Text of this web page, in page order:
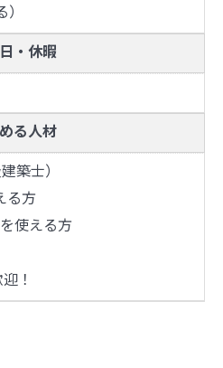
・休暇
る人材
築士）
る方
使える方
！